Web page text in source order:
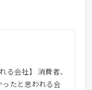
】 消費者、
たと思われる会